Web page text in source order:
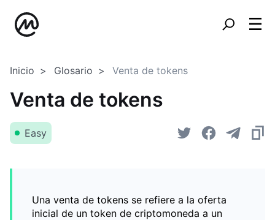
Inicio Glosario Venta de tokens
Venta de tokens
Easy
Una venta de tokens se refiere a la oferta
inicial de un token de criptomoneda a un